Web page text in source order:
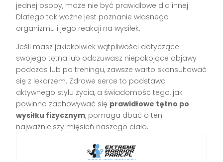
jednej osoby, może nie być prawidłowe dla innej.
Dlatego tak ważne jest poznanie własnego
organizmu i jego reakcji na wysiłek.
Jeśli masz jakiekolwiek wątpliwości dotyczące
swojego tętna lub odczuwasz niepokojące objawy
podczas lub po treningu, zawsze warto skonsultować
się z lekarzem. Zdrowe serce to podstawa
aktywnego stylu życia, a świadomość tego, jak
powinno zachowywać się prawidłowe tętno po
wysiłku fizycznym, pomaga dbać o ten
najważniejszy mięsień naszego ciała.